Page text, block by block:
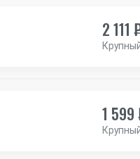
2 111
1 599